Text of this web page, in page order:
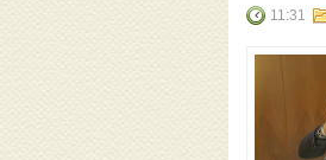
11:31